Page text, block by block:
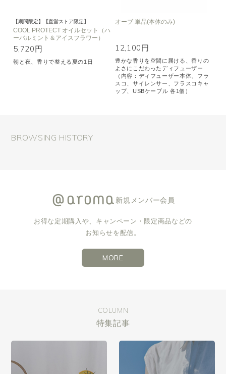
【期間限定】【直営ストア限定】
COOL PROTECT オイルセット（ハ
ーバルミント＆アイスフラワー）
5,720円
朝と夜、香りで整える夏の1日
オーブ 単品(本体のみ)
12,100円
豊かな香りを空間に届ける、香りの
よさにこだわったディフューザー
（内容：ディフューザー本体、フラ
スコ、サイレンサー、フラスコキャ
ップ、USBケーブル 各1個）
BROWSING HISTORY
新規メンバー会員
お得な定期購入や、キャンペーン・限定商品などの
お知らせを配信。
MORE
COLUMN
特集記事